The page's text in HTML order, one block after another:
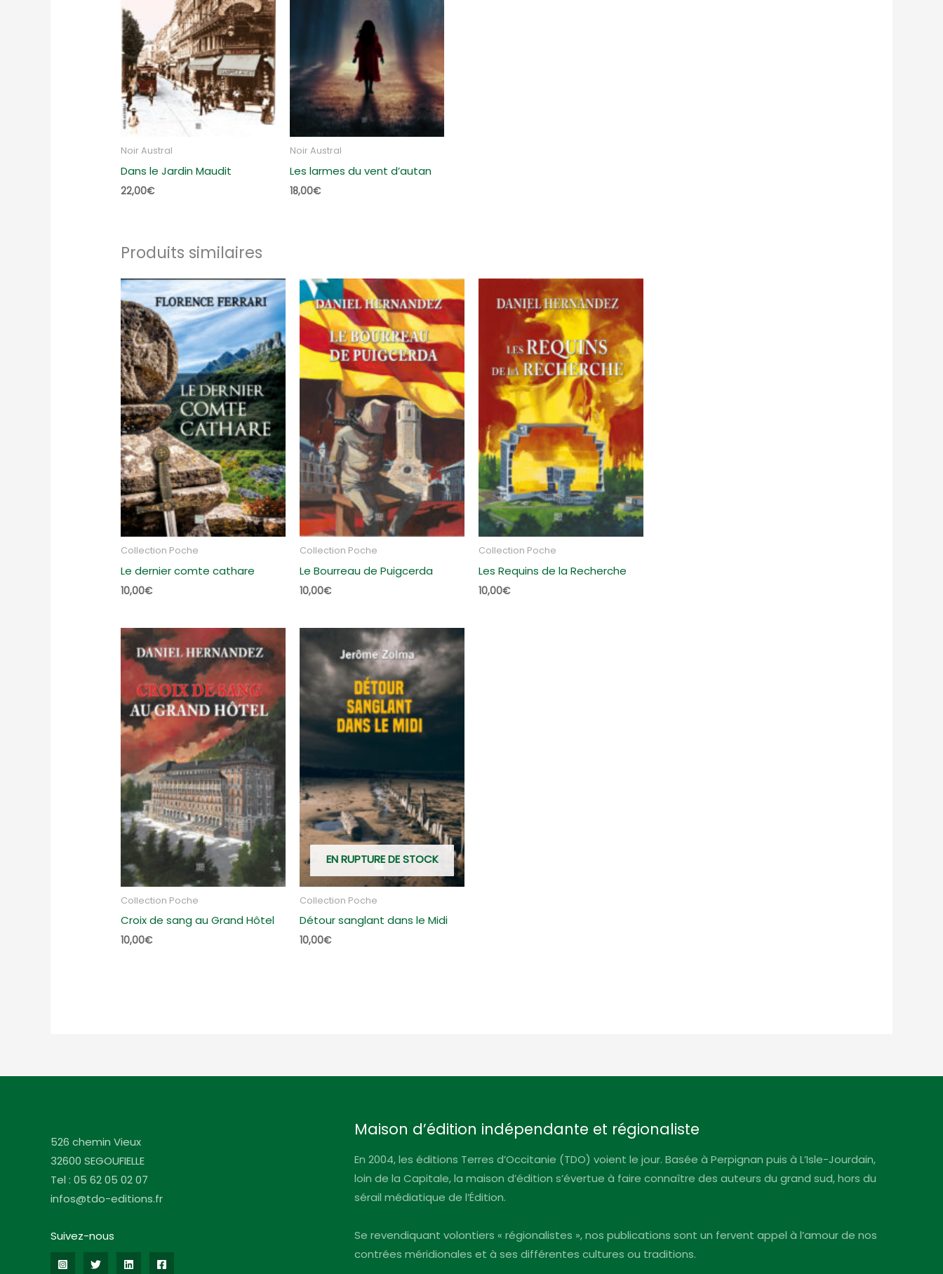
Noir Austral
Dans le Jardin Maudit
22,00€
Noir Austral
Les larmes du vent d’autan
18,00€
Produits similaires
Collection Poche
Le dernier comte cathare
10,00€
Collection Poche
Le Bourreau de Puigcerda
10,00€
Collection Poche
Les Requins de la Recherche
10,00€
Collection Poche
Croix de sang au Grand Hôtel
10,00€
EN RUPTURE DE STOCK
Collection Poche
Détour sanglant dans le Midi
10,00€
526 chemin Vieux
32600 SEGOUFIELLE
Tel : 05 62 05 02 07
infos@tdo-editions.fr
Suivez-nous
Maison d’édition indépendante et régionaliste
En 2004, les éditions Terres d’Occitanie (TDO) voient le jour. Basée à Perpignan puis à L’Isle-Jourdain,
loin de la Capitale, la maison d’édition s’évertue à faire connaître des auteurs du grand sud, hors du
sérail médiatique de l’Édition.
Se revendiquant volontiers « régionalistes », nos publications sont un fervent appel à l’amour de nos
contrées méridionales et à ses différentes cultures ou traditions.